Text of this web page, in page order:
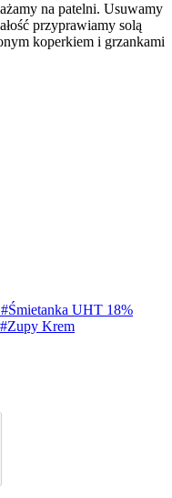
na patelni. Usuwamy
przyprawiamy solą
koperkiem i grzankami
#Śmietanka UHT 18%
#Zupy Krem